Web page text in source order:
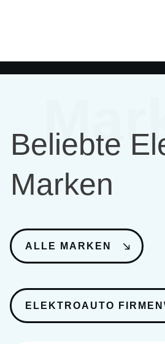
Beliebte
Marken
ALLE MARKEN
ELEKTROAUTO